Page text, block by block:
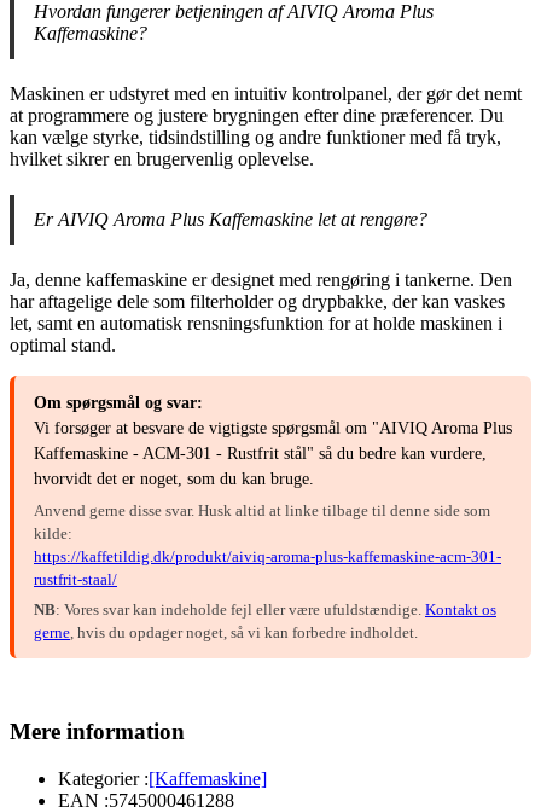
Hvordan fungerer betjeningen af AIVIQ Aroma Plus
Kaffemaskine?
Maskinen er udstyret med en intuitiv kontrolpanel, der gør det nemt
at programmere og justere brygningen efter dine præferencer. Du
kan vælge styrke, tidsindstilling og andre funktioner med få tryk,
hvilket sikrer en brugervenlig oplevelse.
Er AIVIQ Aroma Plus Kaffemaskine let at rengøre?
Ja, denne kaffemaskine er designet med rengøring i tankerne. Den
har aftagelige dele som filterholder og drypbakke, der kan vaskes
let, samt en automatisk rensningsfunktion for at holde maskinen i
optimal stand.
Om spørgsmål og svar:
Vi forsøger at besvare de vigtigste spørgsmål om "AIVIQ Aroma Plus
Kaffemaskine - ACM-301 - Rustfrit stål" så du bedre kan vurdere,
hvorvidt det er noget, som du kan bruge.
Anvend gerne disse svar. Husk altid at linke tilbage til denne side som
kilde:
https://kaffetildig.dk/produkt/aiviq-aroma-plus-kaffemaskine-acm-301-
rustfrit-staal/
NB: Vores svar kan indeholde fejl eller være ufuldstændige. Kontakt os
gerne, hvis du opdager noget, så vi kan forbedre indholdet.
Mere information
Kategorier :[Kaffemaskine]
EAN :5745000461288